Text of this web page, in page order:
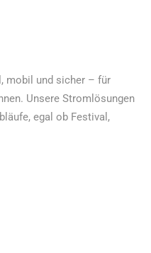
mobil und sicher – für
Unsere Stromlösungen
egal ob Festival,